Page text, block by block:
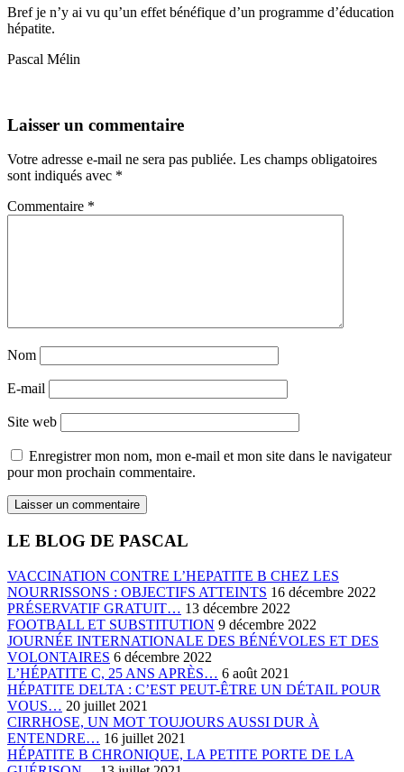
Bref je n’y ai vu qu’un effet bénéfique d’un programme d’éducation
hépatite.
Pascal Mélin
Laisser un commentaire
Votre adresse e-mail ne sera pas publiée. Les champs obligatoires
sont indiqués avec *
Commentaire *
Nom
E-mail
Site web
Enregistrer mon nom, mon e-mail et mon site dans le navigateur
pour mon prochain commentaire.
LE BLOG DE PASCAL
VACCINATION CONTRE L’HEPATITE B CHEZ LES
NOURRISSONS : OBJECTIFS ATTEINTS 16 décembre 2022
PRÉSERVATIF GRATUIT… 13 décembre 2022
FOOTBALL ET SUBSTITUTION 9 décembre 2022
JOURNÉE INTERNATIONALE DES BÉNÉVOLES ET DES
VOLONTAIRES 6 décembre 2022
L’HÉPATITE C, 25 ANS APRÈS… 6 août 2021
HÉPATITE DELTA : C’EST PEUT-ÊTRE UN DÉTAIL POUR
VOUS… 20 juillet 2021
CIRRHOSE, UN MOT TOUJOURS AUSSI DUR À
ENTENDRE… 16 juillet 2021
HÉPATITE B CHRONIQUE, LA PETITE PORTE DE LA